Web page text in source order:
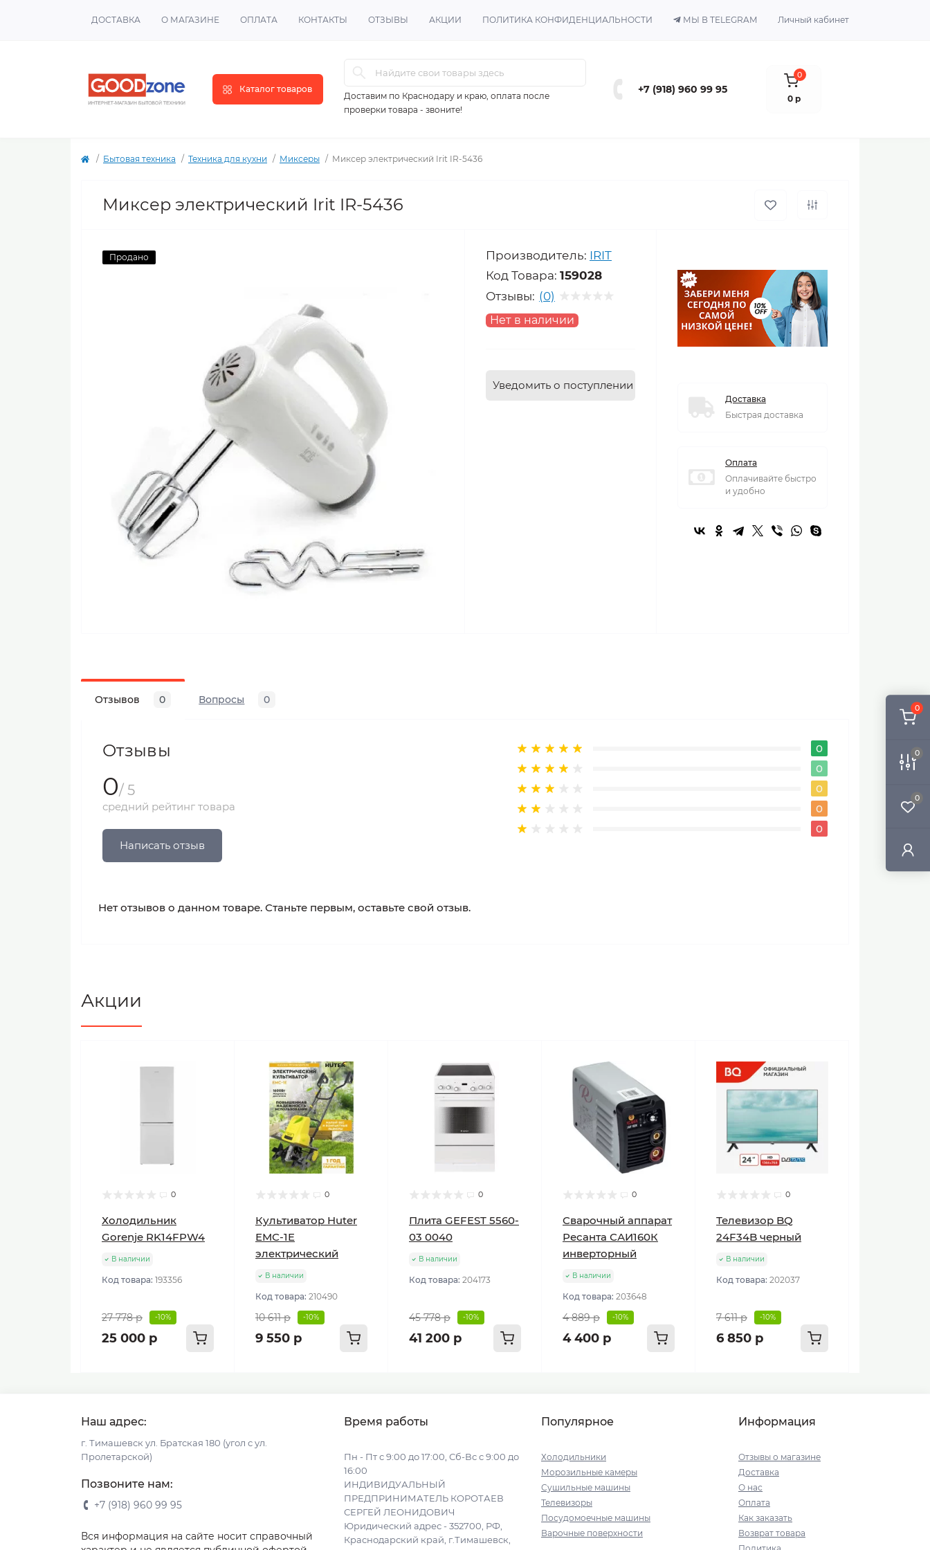
0
0
0
ДОСТАВКА О МАГАЗИНЕ ОПЛАТА КОНТАКТЫ ОТЗЫВЫ АКЦИИ ПОЛИТИКА КОНФИДЕНЦИАЛЬНОСТИ МЫ В TELEGRAM Личный кабинет
Каталог товаров
Доставим по Краснодару и краю, оплата после
проверки товара - звоните!
+7 (918) 960 99 95
0
0 р
Бытовая техника Техника для кухни Миксеры Миксер электрический Irit IR-5436
Миксер электрический Irit IR-5436
Продано Производитель: IRIT
Код Товара: 159028
Отзывы: (0)
Нет в наличии
Уведомить о поступлении
Доставка
Быстрая доставка
Оплата
Оплачивайте быстро
и удобно
Отзывов 0 Вопросы 0
Отзывы
0/ 5
средний рейтинг товара
Написать отзыв
0
0
0
0
0
Нет отзывов о данном товаре. Станьте первым, оставьте свой отзыв.
Акции
0
Холодильник
Gorenje RK14FPW4
В наличии
Код товара: 193356
27 778 р -10%
25 000 р
0
Культиватор Huter
ЕМС-1E
электрический
В наличии
Код товара: 210490
10 611 р -10%
9 550 р
0
Плита GEFEST 5560-
03 0040
В наличии
Код товара: 204173
45 778 р -10%
41 200 р
0
Сварочный аппарат
Ресанта САИ160К
инверторный
В наличии
Код товара: 203648
4 889 р -10%
4 400 р
0
Телевизор BQ
24F34B черный
В наличии
Код товара: 202037
7 611 р -10%
6 850 р
Наш адрес:
г. Тимашевск ул. Братская 180 (угол с ул.
Пролетарской)
Позвоните нам:
+7 (918) 960 99 95
Вся информация на сайте носит справочный
Время работы
Пн - Пт с 9:00 до 17:00, Сб-Вс с 9:00 до
16:00
ИНДИВИДУАЛЬНЫЙ
ПРЕДПРИНИМАТЕЛЬ КОРОТАЕВ
СЕРГЕЙ ЛЕОНИДОВИЧ
Юридический адрес - 352700, РФ,
Краснодарский край, г.Тимашевск,
Популярное
Холодильники
Морозильные камеры
Сушильные машины
Телевизоры
Посудомоечные машины
Варочные поверхности
Информация
Отзывы о магазине
Доставка
О нас
Оплата
Как заказать
Возврат товара